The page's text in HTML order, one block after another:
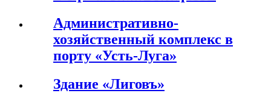
Административно-
хозяйственный комплекс в
порту «Усть-Луга»
Здание «Лиговъ»